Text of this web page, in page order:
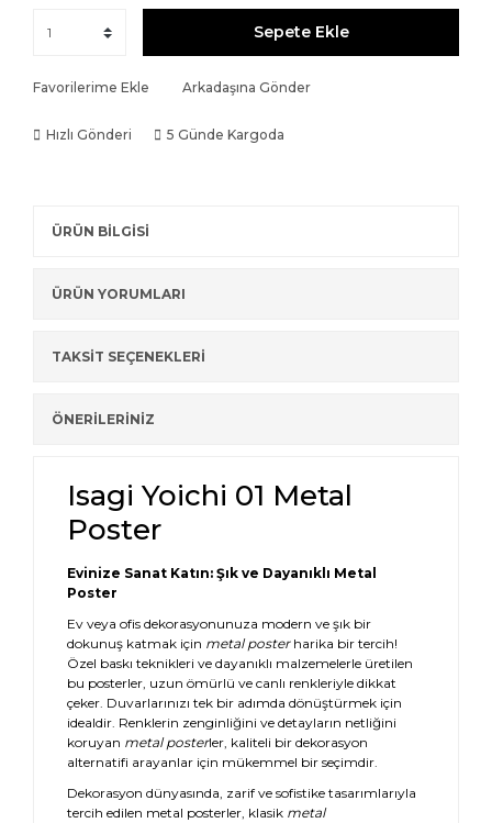
Sepete Ekle
Favorilerime Ekle Arkadaşına Gönder
Hızlı Gönderi 5 Günde Kargoda
ÜRÜN BİLGİSİ
ÜRÜN YORUMLARI
TAKSİT SEÇENEKLERİ
ÖNERİLERİNİZ
Isagi Yoichi 01 Metal
Poster
Evinize Sanat Katın: Şık ve Dayanıklı Metal
Poster
Ev veya ofis dekorasyonunuza modern ve şık bir
dokunuş katmak için metal posterharika bir tercih!
Özel baskı teknikleri ve dayanıklı malzemelerle üretilen
bu posterler, uzun ömürlü ve canlı renkleriyle dikkat
çeker. Duvarlarınızı tek bir adımda dönüştürmek için
idealdir. Renklerin zenginliğini ve detayların netliğini
koruyan metal posterler, kaliteli bir dekorasyon
alternatifi arayanlar için mükemmel bir seçimdir.
Dekorasyon dünyasında, zarif ve sofistike tasarımlarıyla
tercih edilen metal posterler, klasik metal